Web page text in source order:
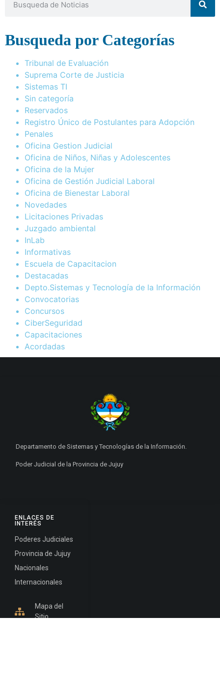
Busqueda por Categorías
Tribunal de Evaluación
Suprema Corte de Justicia
Sistemas TI
Sin categoría
Reservados
Registro Único de Postulantes para Adopción
Penales
Oficina Gestion Judicial
Oficina de Niños, Niñas y Adolescentes
Oficina de la Mujer
Oficina de Gestión Judicial Laboral
Oficina de Bienestar Laboral
Novedades
Licitaciones Privadas
Juzgado ambiental
InLab
Informativas
Escuela de Capacitacion
Destacadas
Depto.Sistemas y Tecnología de la Información
Convocatorias
Concursos
CiberSeguridad
Capacitaciones
Acordadas
ENLACES DE
INTERÉS
Poderes Judiciales
Provincia de Jujuy
Nacionales
Internacionales
Mapa del
Sitio
Departamento de Sistemas y Tecnologías de la Información.
Poder Judicial de la Provincia de Jujuy